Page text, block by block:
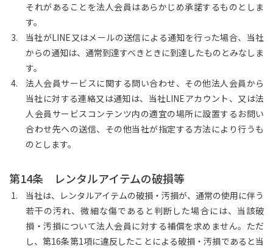
それがあることを法人会員はあらかじめ承諾するものとしま
す。
当社がLINE又はメールの送信による通知を行った場合、当社
からの通知は、通常到達すべきときに到達したものとみなしま
す。
法人会員サービスに関する問い合わせ、その他法人会員から
当社に対する連絡又は通知は、当社LINEアカウント、又は法
人会員サービスコンテンツ内の適宜の場所に設置するお問い
合わせ先への送信、その他当社が指定する方法により行うも
のとします。
第14条 レンタルアイテムの破損等
当社は、レンタルアイテムの破損・汚損が、通常の使用に伴う
若干の汚れ、微細な傷であると判断した場合には、当該破
損・汚損について法人会員に対する補償を求めません。ただ
し、第16条第1項に違反したことによる破損・汚損であると当